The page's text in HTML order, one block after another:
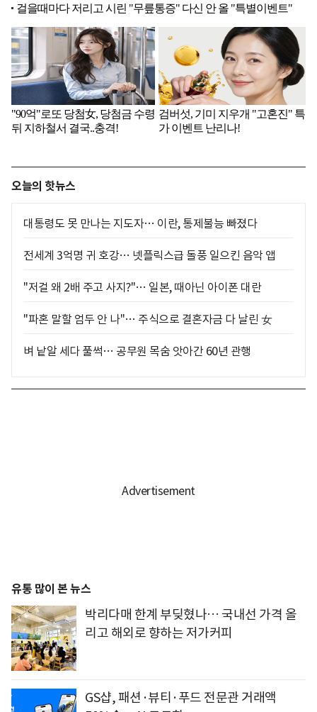
오늘의 핫뉴스
대통령도 못 만나는 지도자… 이란, 통제불능 빠졌다
전세계 3억명 귀 호강… 넷플릭스급 돌풍 일으킨 음악 앱
"저걸 왜 2배 주고 사지?"… 일본, 때아닌 아이폰 대란
"파혼 말할 엄두 안 나"… 주식으로 결혼자금 다 날린 女
벼 낱알 세다 풀썩… 공무원 목숨 앗아간 60년 관행
유통 많이 본 뉴스
박리다매 한계 부딪혔나… 국내선 가격 올
리고 해외로 향하는 저가커피
GS샵, 패션·뷰티·푸드 전문관 거래액